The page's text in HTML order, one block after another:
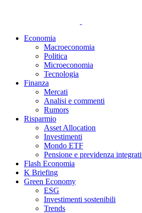
Economia
Macroeconomia
Politica
Microeconomia
Tecnologia
Finanza
Mercati
Analisi e commenti
Rumors
Risparmio
Asset Allocation
Investimenti
Mondo ETF
Pensione e previdenza
Flash Economia
K Briefing
Green Economy
ESG
Investimenti sostenibili
Trends